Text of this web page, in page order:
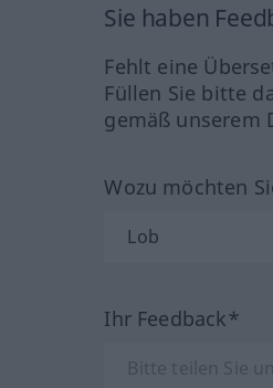
Sie haben
Fehlt eine
Füllen Sie bitte
gemäß unserem
Wozu möchten
Ihr Feedback*